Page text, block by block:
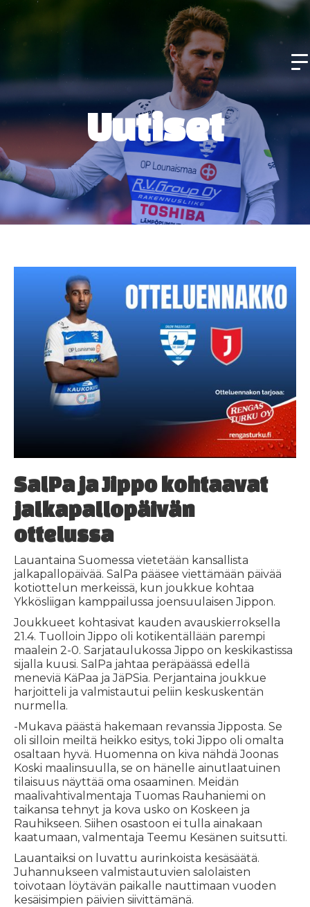
Uutiset
SalPa ja Jippo kohtaavat
jalkapallopäivän
ottelussa
Lauantaina Suomessa vietetään kansallista
jalkapallopäivää. SalPa pääsee viettämään päivää
kotiottelun merkeissä, kun joukkue kohtaa
Ykkösliigan kamppailussa joensuulaisen Jippon.
Joukkueet kohtasivat kauden avauskierroksella
21.4. Tuolloin Jippo oli kotikentällään parempi
maalein 2-0. Sarjataulukossa Jippo on keskikastissa
sijalla kuusi. SalPa jahtaa peräpäässä edellä
meneviä KäPaa ja JäPSia. Perjantaina joukkue
harjoitteli ja valmistautui peliin keskuskentän
nurmella.
-Mukava päästä hakemaan revanssia Jipposta. Se
oli silloin meiltä heikko esitys, toki Jippo oli omalta
osaltaan hyvä. Huomenna on kiva nähdä Joonas
Koski maalinsuulla, se on hänelle ainutlaatuinen
tilaisuus näyttää oma osaaminen. Meidän
maalivahtivalmentaja Tuomas Rauhaniemi on
taikansa tehnyt ja kova usko on Koskeen ja
Rauhikseen. Siihen osastoon ei tulla ainakaan
kaatumaan, valmentaja Teemu Kesänen suitsutti.
Lauantaiksi on luvattu aurinkoista kesäsäätä.
Juhannukseen valmistautuvien salolaisten
toivotaan löytävän paikalle nauttimaan vuoden
kesäisimpien päivien siivittämänä.